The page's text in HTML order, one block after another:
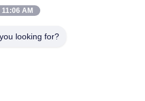
호 정책|사이트맵
Ltd. 모두 모든 권리 보호
11:06 AM
looking for?